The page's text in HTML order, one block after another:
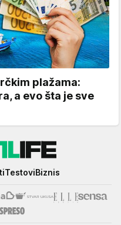
plažama:
a evo šta je sve
TestoviBiznis